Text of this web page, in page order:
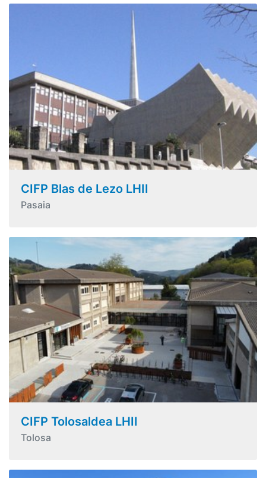
CIFP Blas de Lezo LHII
Pasaia
CIFP Tolosaldea LHII
Tolosa